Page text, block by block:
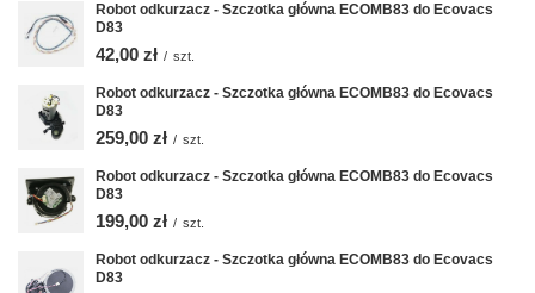
Robot odkurzacz - Szczotka główna ECOMB83 do Ecovacs
D83
42,00 zł / szt.
Robot odkurzacz - Szczotka główna ECOMB83 do Ecovacs
D83
259,00 zł / szt.
Robot odkurzacz - Szczotka główna ECOMB83 do Ecovacs
D83
199,00 zł / szt.
Robot odkurzacz - Szczotka główna ECOMB83 do Ecovacs
D83